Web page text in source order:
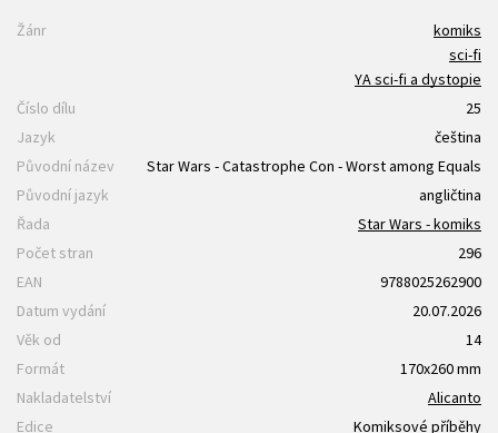
Žánr
komiks
sci-fi
YA sci-fi a dystopie
Číslo dílu
25
Jazyk
čeština
Původní název
Star Wars - Catastrophe Con - Worst among Equals
Původní jazyk
angličtina
Řada
Star Wars - komiks
Počet stran
296
EAN
9788025262900
Datum vydání
20.07.2026
Věk od
14
Formát
170x260 mm
Nakladatelství
Alicanto
Edice
Komiksové příběhy